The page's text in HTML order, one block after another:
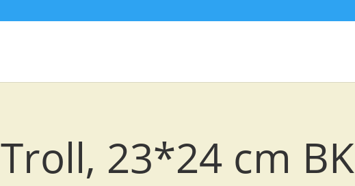
Products
Troll, 23*24 cm BK